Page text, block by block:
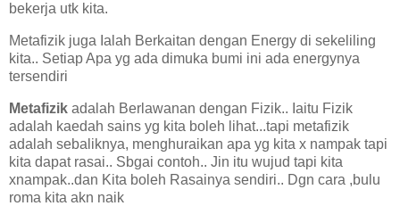
bekerja utk kita.
Metafizik juga Ialah Berkaitan dengan Energy di sekeliling
kita.. Setiap Apa yg ada dimuka bumi ini ada energynya
tersendiri
Metafizik adalah Berlawanan dengan Fizik.. Iaitu Fizik
adalah kaedah sains yg kita boleh lihat...tapi metafizik
adalah sebaliknya, menghuraikan apa yg kita x nampak tapi
kita dapat rasai.. Sbgai contoh.. Jin itu wujud tapi kita
xnampak..dan Kita boleh Rasainya sendiri.. Dgn cara ,bulu
roma kita akn naik